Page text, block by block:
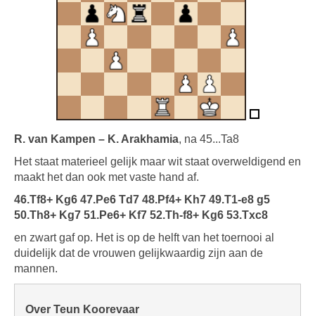
R. van Kampen – K. Arakhamia, na 45...Ta8
Het staat materieel gelijk maar wit staat overweldigend en
maakt het dan ook met vaste hand af.
46.Tf8+ Kg6 47.Pe6 Td7 48.Pf4+ Kh7 49.T1-e8 g5
50.Th8+ Kg7 51.Pe6+ Kf7 52.Th-f8+ Kg6 53.Txc8
en zwart gaf op. Het is op de helft van het toernooi al
duidelijk dat de vrouwen gelijkwaardig zijn aan de
mannen.
Over Teun Koorevaar